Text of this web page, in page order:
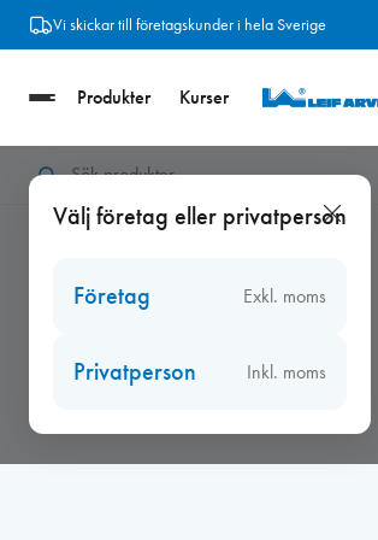
Hoppa Vi skickar till företagskunder i hela Sverige
Produkter Kurser
Välj företag eller privatperson
Företag Exkl. moms
Privatperson Inkl. moms
Hem Gångjärn/